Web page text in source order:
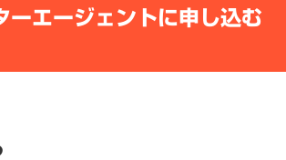
ーエージェントに申し込む